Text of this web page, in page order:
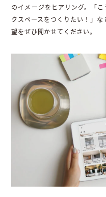
のイメージをヒアリング。「
クスペースをつくりたい！」
望をぜひ聞かせてください。